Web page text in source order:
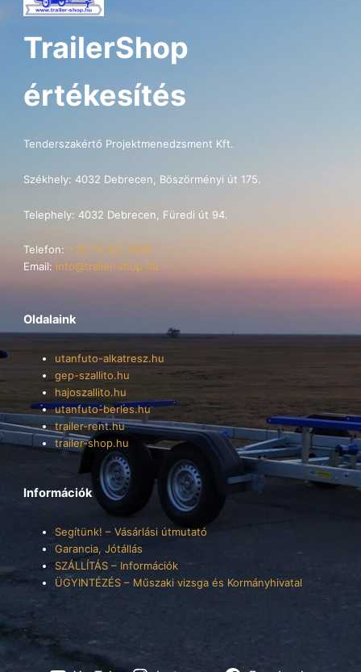
TrailerShop
értékesítés
Tenderszakértő Projektmenedzsment Kft.
Székhely: 4032 Debrecen, Böszörményi út 175.
Telephely: 4032 Debrecen, Füredi út 94.
Telefon: +36 70 621 7696
Email: info@trailer-shop.hu
Oldalaink
utanfuto-alkatresz.hu
gep-szallito.hu
hajoszallito.hu
utanfuto-berles.hu
trailer-rent.hu
trailer-shop.hu
Információk
Segítünk! – Vásárlási útmutató
Garancia, Jótállás
SZÁLLÍTÁS – Információk
ÜGYINTÉZÉS – Műszaki vizsga és Kormányhivatal